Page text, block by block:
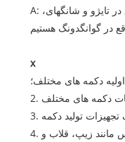
A: ما یک کارخانه، دفتر فروش واقع در تایژو و شانگهای،
x